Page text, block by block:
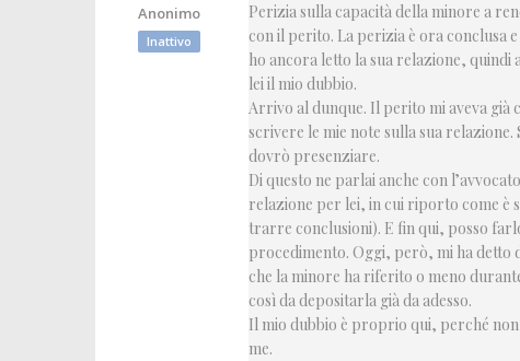
Anonimo
Inattivo
Perizia sulla capacità della minore a
con il perito. La perizia è ora conclusa
ho ancora letto la sua relazione,
lei il mio dubbio.
Arrivo al dunque. Il perito mi aveva già
scrivere le mie note sulla sua
dovrò presenziare.
Di questo ne parlai anche con
relazione per lei, in cui riporto come è
trarre conclusioni). E fin qui, posso
procedimento. Oggi, però, mi ha detto
che la minore ha riferito o meno
così da depositarla già da adesso.
Il mio dubbio è proprio qui, perché
me.